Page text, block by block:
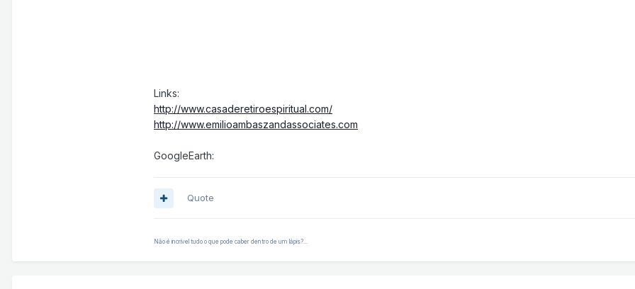
Links:
http://www.casaderetiroespiritual.com/
http://www.emilioambaszandassociates.com
GoogleEarth:
Quote
Não é incrível tudo o que pode caber dentro de um lápis?...